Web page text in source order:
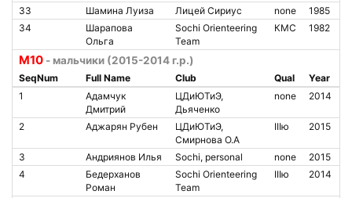
33 Шамина Луиза Лицей Сириус none
1985
34
Шарапова
Ольга
Sochi Orienteering
Team
КМС 1982
М10 - мальчики (2015-2014 г.р.)
SeqNum Full Name Club Qual
Year
1
Адамчук
Дмитрий
ЦДиЮТиЭ,
Дьяченко
none 2014
2 Аджарян Рубен
ЦДиЮТиЭ,
Смирнова О.А
IIIю 2015
3 Андриянов Илья Sochi, personal none
2015
4
Бедерханов
Роман
Sochi Orienteering
Team
IIIю 2014